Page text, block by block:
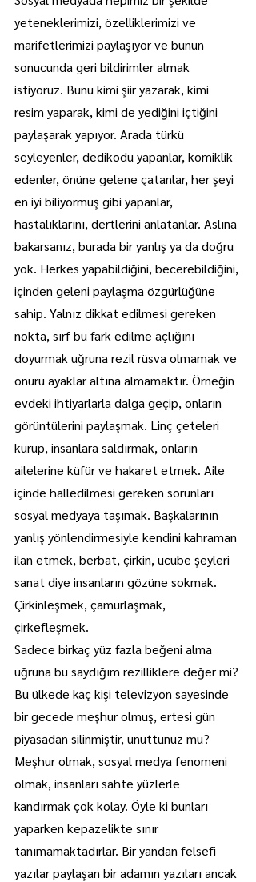
yeteneklerimizi, özelliklerimizi ve
marifetlerimizi paylaşıyor ve bunun
sonucunda geri bildirimler almak
istiyoruz. Bunu kimi şiir yazarak, kimi
resim yaparak, kimi de yediğini içtiğini
paylaşarak yapıyor. Arada türkü
söyleyenler, dedikodu yapanlar, komiklik
edenler, önüne gelene çatanlar, her şeyi
en iyi biliyormuş gibi yapanlar,
hastalıklarını, dertlerini anlatanlar. Aslına
bakarsanız, burada bir yanlış ya da doğru
yok. Herkes yapabildiğini, becerebildiğini,
içinden geleni paylaşma özgürlüğüne
sahip. Yalnız dikkat edilmesi gereken
nokta, sırf bu fark edilme açlığını
doyurmak uğruna rezil rüsva olmamak ve
onuru ayaklar altına almamaktır. Örneğin
evdeki ihtiyarlarla dalga geçip, onların
görüntülerini paylaşmak. Linç çeteleri
kurup, insanlara saldırmak, onların
ailelerine küfür ve hakaret etmek. Aile
içinde halledilmesi gereken sorunları
sosyal medyaya taşımak. Başkalarının
yanlış yönlendirmesiyle kendini kahraman
ilan etmek, berbat, çirkin, ucube şeyleri
sanat diye insanların gözüne sokmak.
Çirkinleşmek, çamurlaşmak,
çirkefleşmek.
Sadece birkaç yüz fazla beğeni alma
uğruna bu saydığım rezilliklere değer mi?
Bu ülkede kaç kişi televizyon sayesinde
bir gecede meşhur olmuş, ertesi gün
piyasadan silinmiştir, unuttunuz mu?
Meşhur olmak, sosyal medya fenomeni
olmak, insanları sahte yüzlerle
kandırmak çok kolay. Öyle ki bunları
yaparken kepazelikte sınır
tanımamaktadırlar. Bir yandan felsefi
yazılar paylaşan bir adamın yazıları ancak